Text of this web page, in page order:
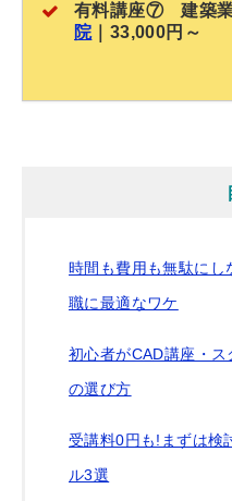
有料講座⑦ 建築業
院｜33,000円～
時間も費用も無駄にし
職に最適なワケ
初心者がCAD講座・
の選び方
受講料0円も!まずは検
ル3選